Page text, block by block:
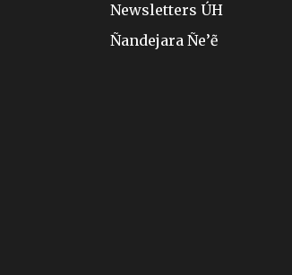
Newsletters ÚH
Ñandejara Ñe’ẽ